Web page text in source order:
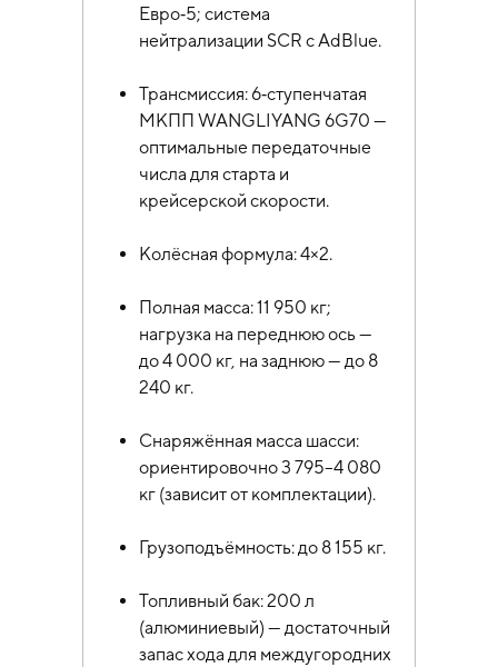
Евро‑5; система
нейтрализации SCR с AdBlue.
Трансмиссия: 6‑ступенчатая
МКПП WANGLIYANG 6G70 —
оптимальные передаточные
числа для старта и
крейсерской скорости.
Колёсная формула: 4×2.
Полная масса: 11 950 кг;
нагрузка на переднюю ось —
до 4 000 кг, на заднюю — до 8
240 кг.
Снаряжённая масса шасси:
ориентировочно 3 795–4 080
кг (зависит от комплектации).
Грузоподъёмность: до 8 155 кг.
Топливный бак: 200 л
(алюминиевый) — достаточный
запас хода для междугородних